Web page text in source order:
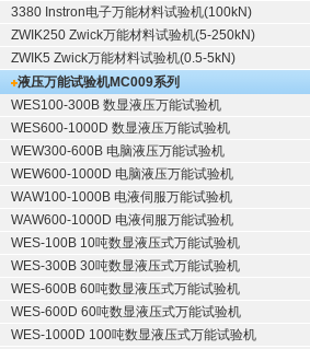
3380 Instron电子万能材料试验机(100kN)
ZWIK250 Zwick万能材料试验机(5-250kN)
ZWIK5 Zwick万能材料试验机(0.5-5kN)
液压万能试验机MC009系列
WES100-300B 数显液压万能试验机
WES600-1000D 数显液压万能试验机
WEW300-600B 电脑液压万能试验机
WEW600-1000D 电脑液压万能试验机
WAW100-1000B 电液伺服万能试验机
WAW600-1000D 电液伺服万能试验机
WES-100B 10吨数显液压式万能试验机
WES-300B 30吨数显液压式万能试验机
WES-600B 60吨数显液压式万能试验机
WES-600D 60吨数显液压式万能试验机
WES-1000D 100吨数显液压式万能试验机